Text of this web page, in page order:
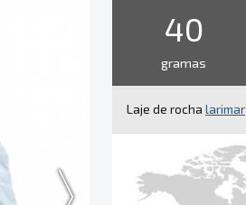
40
gramas
Laje de rocha larimar